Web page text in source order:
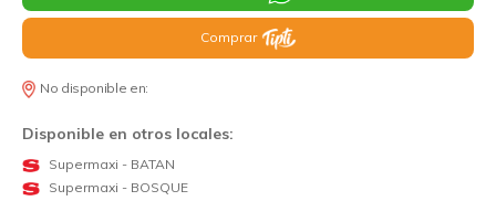
Comprar
No disponible en:
Disponible en otros locales:
Supermaxi - BATAN
Supermaxi - BOSQUE